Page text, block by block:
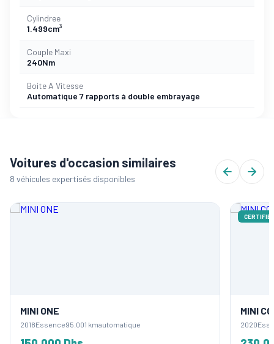
Cylindree
1.499cm³
Couple Maxi
240Nm
Boite A Vitesse
Automatique 7 rapports à double embrayage
Voitures d'occasion similaires
8 véhicules expertisés disponibles
MINI ONE
2018Essence95.001 kmautomatique
CERTIFIÉE
MINI
2020